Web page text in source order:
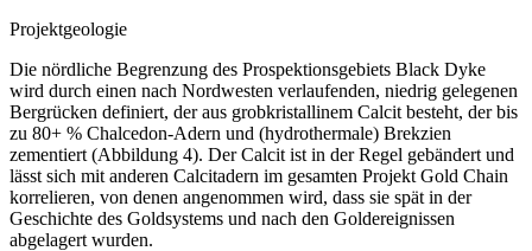
Projektgeologie
Die nördliche Begrenzung des Prospektionsgebiets Black Dyke
wird durch einen nach Nordwesten verlaufenden, niedrig gelegenen
Bergrücken definiert, der aus grobkristallinem Calcit besteht, der bis
zu 80+ % Chalcedon-Adern und (hydrothermale) Brekzien
zementiert (Abbildung 4). Der Calcit ist in der Regel gebändert und
lässt sich mit anderen Calcitadern im gesamten Projekt Gold Chain
korrelieren, von denen angenommen wird, dass sie spät in der
Geschichte des Goldsystems und nach den Goldereignissen
abgelagert wurden.